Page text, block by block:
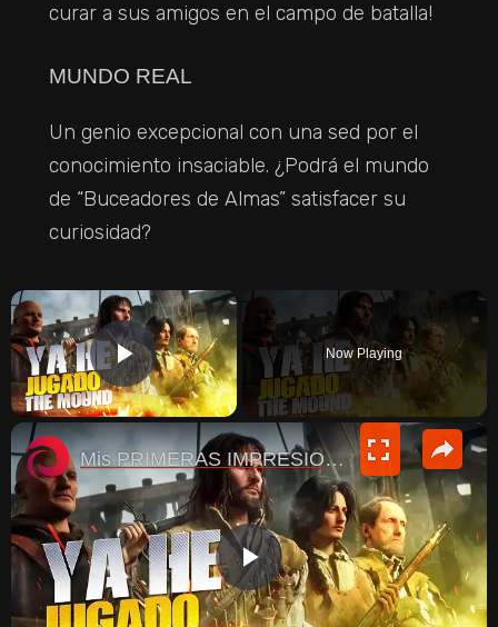
×
PLAY VIDEO
Now Playing
×
P
Mis PRIMERAS IMPRESIONES de The Mound: Omen of Cthulhu
curar a sus amigos en el campo de batalla!
MUNDO REAL
Un genio excepcional con una sed por el
conocimiento insaciable. ¿Podrá el mundo
de “Buceadores de Almas” satisfacer su
curiosidad?